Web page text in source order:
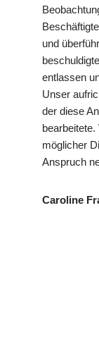
und
entlassen
Unser
der diese
möglicher
Anspruch
Caroline